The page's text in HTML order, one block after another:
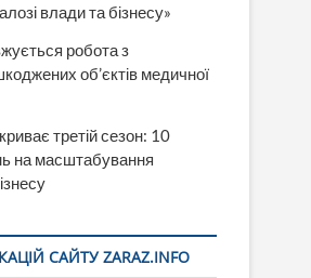
влади та бізнесу»
робота з
об’єктів медичної
третій сезон: 10
на масштабування
САЙТУ ZARAZ.INFO